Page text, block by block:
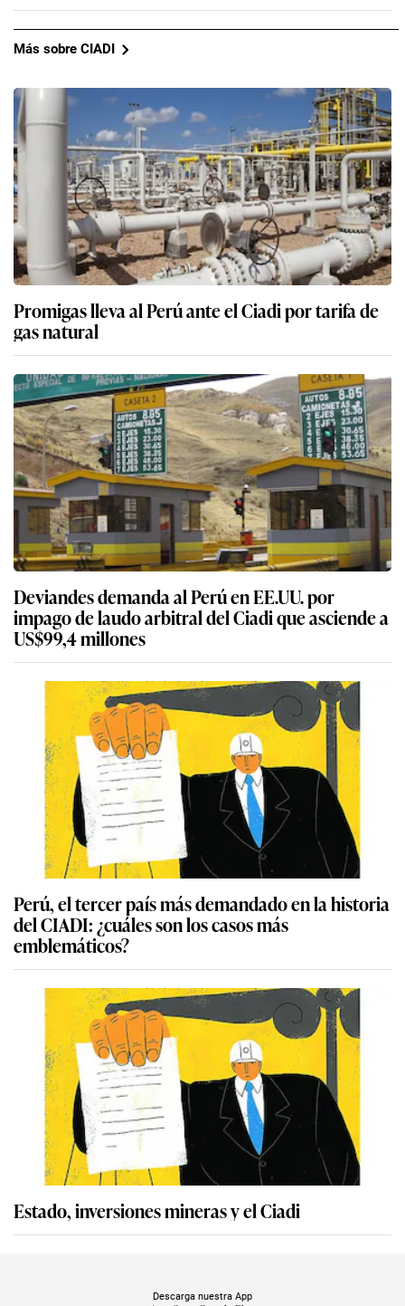
Más sobre CIADI
Promigas lleva al Perú ante el Ciadi por tarifa de
gas natural
Deviandes demanda al Perú en EE.UU. por
impago de laudo arbitral del Ciadi que asciende a
US$99,4 millones
Perú, el tercer país más demandado en la historia
del CIADI: ¿cuáles son los casos más
emblemáticos?
Estado, inversiones mineras y el Ciadi
Descarga nuestra App